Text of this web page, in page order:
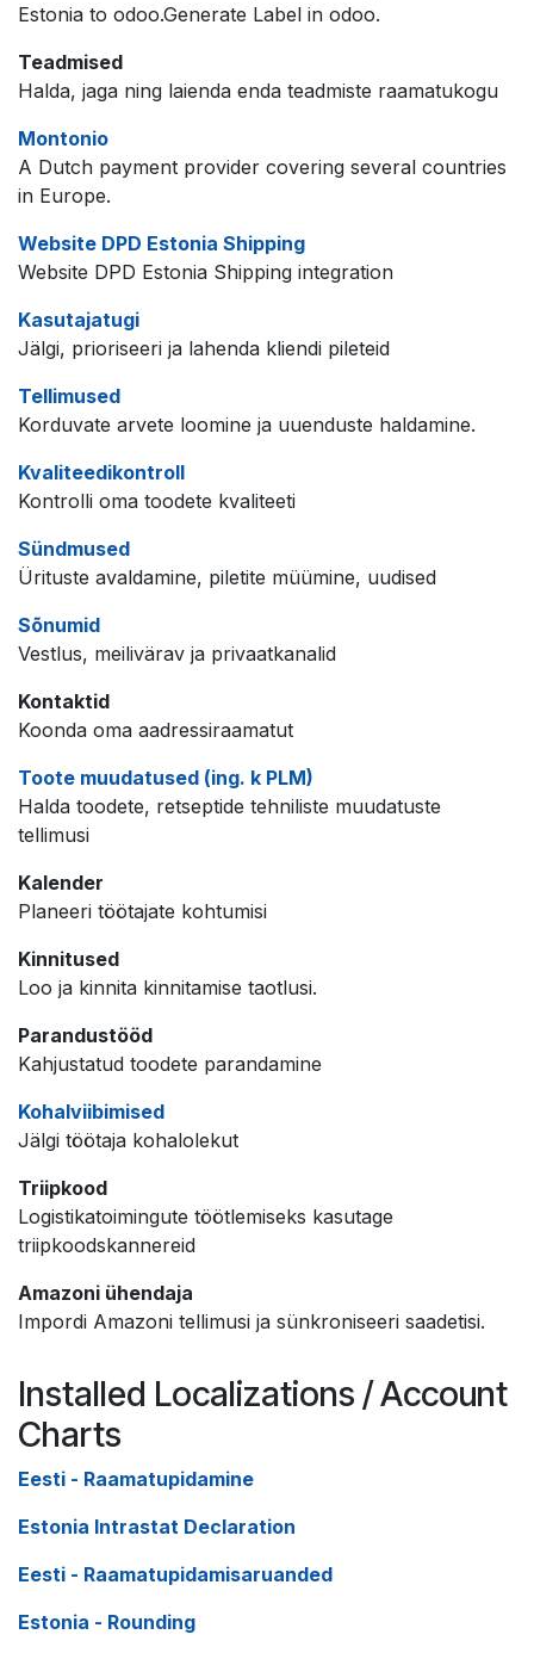
Estonia to odoo.Generate Label in odoo.
Teadmised
Halda, jaga ning laienda enda teadmiste raamatukogu
Montonio
A Dutch payment provider covering several countries
in Europe.
Website DPD Estonia Shipping
Website DPD Estonia Shipping integration
Kasutajatugi
Jälgi, prioriseeri ja lahenda kliendi pileteid
Tellimused
Korduvate arvete loomine ja uuenduste haldamine.
Kvaliteedikontroll
Kontrolli oma toodete kvaliteeti
Sündmused
Ürituste avaldamine, piletite müümine, uudised
Sõnumid
Vestlus, meilivärav ja privaatkanalid
Kontaktid
Koonda oma aadressiraamatut
Toote muudatused (ing. k PLM)
Halda toodete, retseptide tehniliste muudatuste
tellimusi
Kalender
Planeeri töötajate kohtumisi
Kinnitused
Loo ja kinnita kinnitamise taotlusi.
Parandustööd
Kahjustatud toodete parandamine
Kohalviibimised
Jälgi töötaja kohalolekut
Triipkood
Logistikatoimingute töötlemiseks kasutage
triipkoodskannereid
Amazoni ühendaja
Impordi Amazoni tellimusi ja sünkroniseeri saadetisi.
Installed Localizations / Account
Charts
Eesti - Raamatupidamine
Estonia Intrastat Declaration
Eesti - Raamatupidamisaruanded
Estonia - Rounding